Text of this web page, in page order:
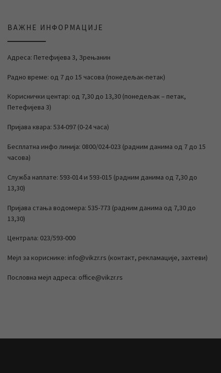
ВАЖНЕ ИНФОРМАЦИЈЕ
Адреса: Петефијева 3, Зрењанин
Радно време: од 7 до 15 часова (понедељак-петак)
Кориснички центар: од 7,30 до 13,30 (понедељак – петак,
Петефијева 3)
Пријава квара: 534-097 (0-24 часа)
Бесплатна инфо линија: 0800/024-023 (радним данима од 7 до 15
часова)
Служба наплате: 593-014 и 593-015 (радним данима од 7,30 до
13,30)
Пријава стања водомера: 535-773 (радним данима од 7,30 до
13,30)
Централа: 023/593-000
Мејл за кориснике: info@vikzr.rs (контакт, рекламације, захтеви)
Пословна мејл адреса: office@vikzr.rs